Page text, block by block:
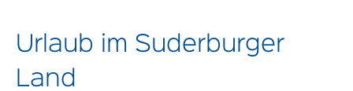
Urlaub im Suderburger
Land